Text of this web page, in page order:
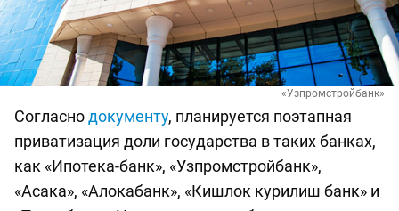
«Узпромстройбанк»
Согласнодокументу, планируется поэтапная
приватизация доли государства в таких банках,
как «Ипотека-банк», «Узпромстройбанк»,
«Асака», «Алокабанк», «Кишлок курилиш банк» и